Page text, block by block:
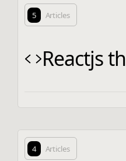
5 Articles
Reactjs th
4 Articles